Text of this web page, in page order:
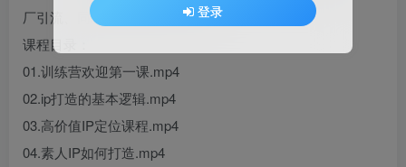
厂引流、同城本地业务推广落地。
课程目录：
01.训练营欢迎第一课.mp4
02.ip打造的基本逻辑.mp4
03.高价值IP定位课程.mp4
04.素人IP如何打造.mp4
登录